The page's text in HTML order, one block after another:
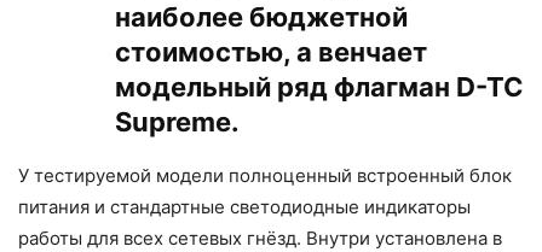
наиболее бюджетной
стоимостью, а венчает
модельный ряд флагман D-TC
Supreme.
У тестируемой модели полноценный встроенный блок
питания и стандартные светодиодные индикаторы
работы для всех сетевых гнёзд. Внутри установлена в